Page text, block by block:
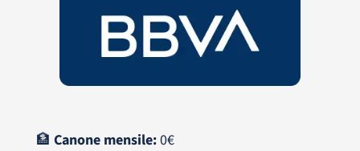
🏦 Canone mensile:0€